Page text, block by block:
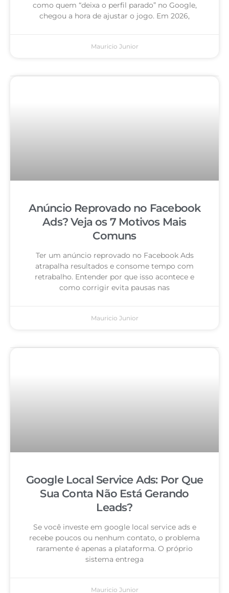
como quem “deixa o perfil parado” no Google,
chegou a hora de ajustar o jogo. Em 2026,
Mauricio Junior
Anúncio Reprovado no Facebook
Ads? Veja os 7 Motivos Mais
Comuns
Ter um anúncio reprovado no Facebook Ads
atrapalha resultados e consome tempo com
retrabalho. Entender por que isso acontece e
como corrigir evita pausas nas
Mauricio Junior
Google Local Service Ads: Por Que
Sua Conta Não Está Gerando
Leads?
Se você investe em google local service ads e
recebe poucos ou nenhum contato, o problema
raramente é apenas a plataforma. O próprio
sistema entrega
Mauricio Junior